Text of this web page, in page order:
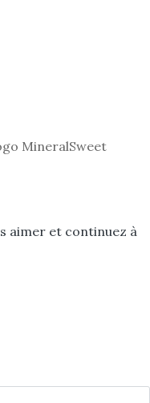
aimer et continuez à